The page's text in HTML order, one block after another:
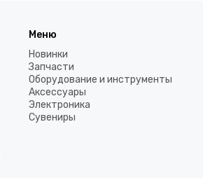
Меню
Новинки
Запчасти
Оборудование и инструменты
Аксессуары
Электроника
Сувениры